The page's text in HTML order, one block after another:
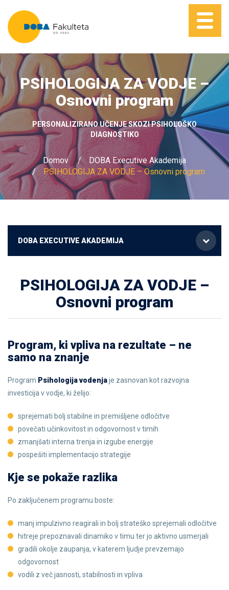
PSIHOLOGIJA ZA VODJE –
Osnovni program
PERSONALIZIRANO UČENJE SKOZI PSIHOLOŠKO
DIAGNOSTIKO
Domov
DOBA Executive Akademija
PSIHOLOGIJA ZA VODJE – Osnovni program
DOBA EXECUTIVE AKADEMIJA
PSIHOLOGIJA ZA VODJE –
Osnovni program
Program, ki vpliva na rezultate – ne
samo na znanje
Program Psihologija vodenjaje zasnovan kot razvojna
investicija v vodje, ki želijo:
sprejemati bolj stabilne in premišljene odločitve
povečati učinkovitost in odgovornost v timih
zmanjšati interna trenja in izgube energije
pospešiti implementacijo strategije
Kje se pokaže razlika
Po zaključenem programu boste:
manj impulzivno reagirali in bolj strateško sprejemali odločitve
hitreje prepoznavali dinamiko v timu ter jo aktivno usmerjali
gradili okolje zaupanja, v katerem ljudje prevzemajo
odgovornost
vodili z več jasnosti, stabilnosti in vpliva